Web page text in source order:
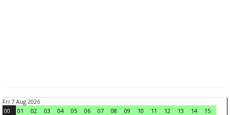
Fri 7 Aug 2026
00
01 02 03 04 05 06 07 08 09 10 11 12 13 14
15